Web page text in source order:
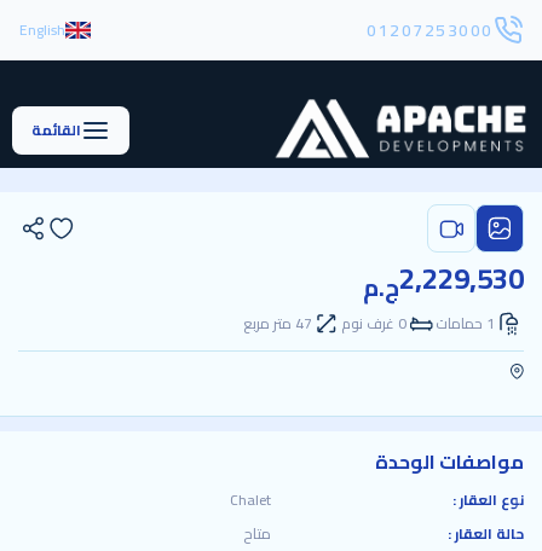
01207253000
English
القائمة
2,229,530ج.م
1 حمامات 0 غرف نوم 47 متر مربع
مواصفات الوحدة
نوع العقار :
Chalet
حالة العقار :
متاح